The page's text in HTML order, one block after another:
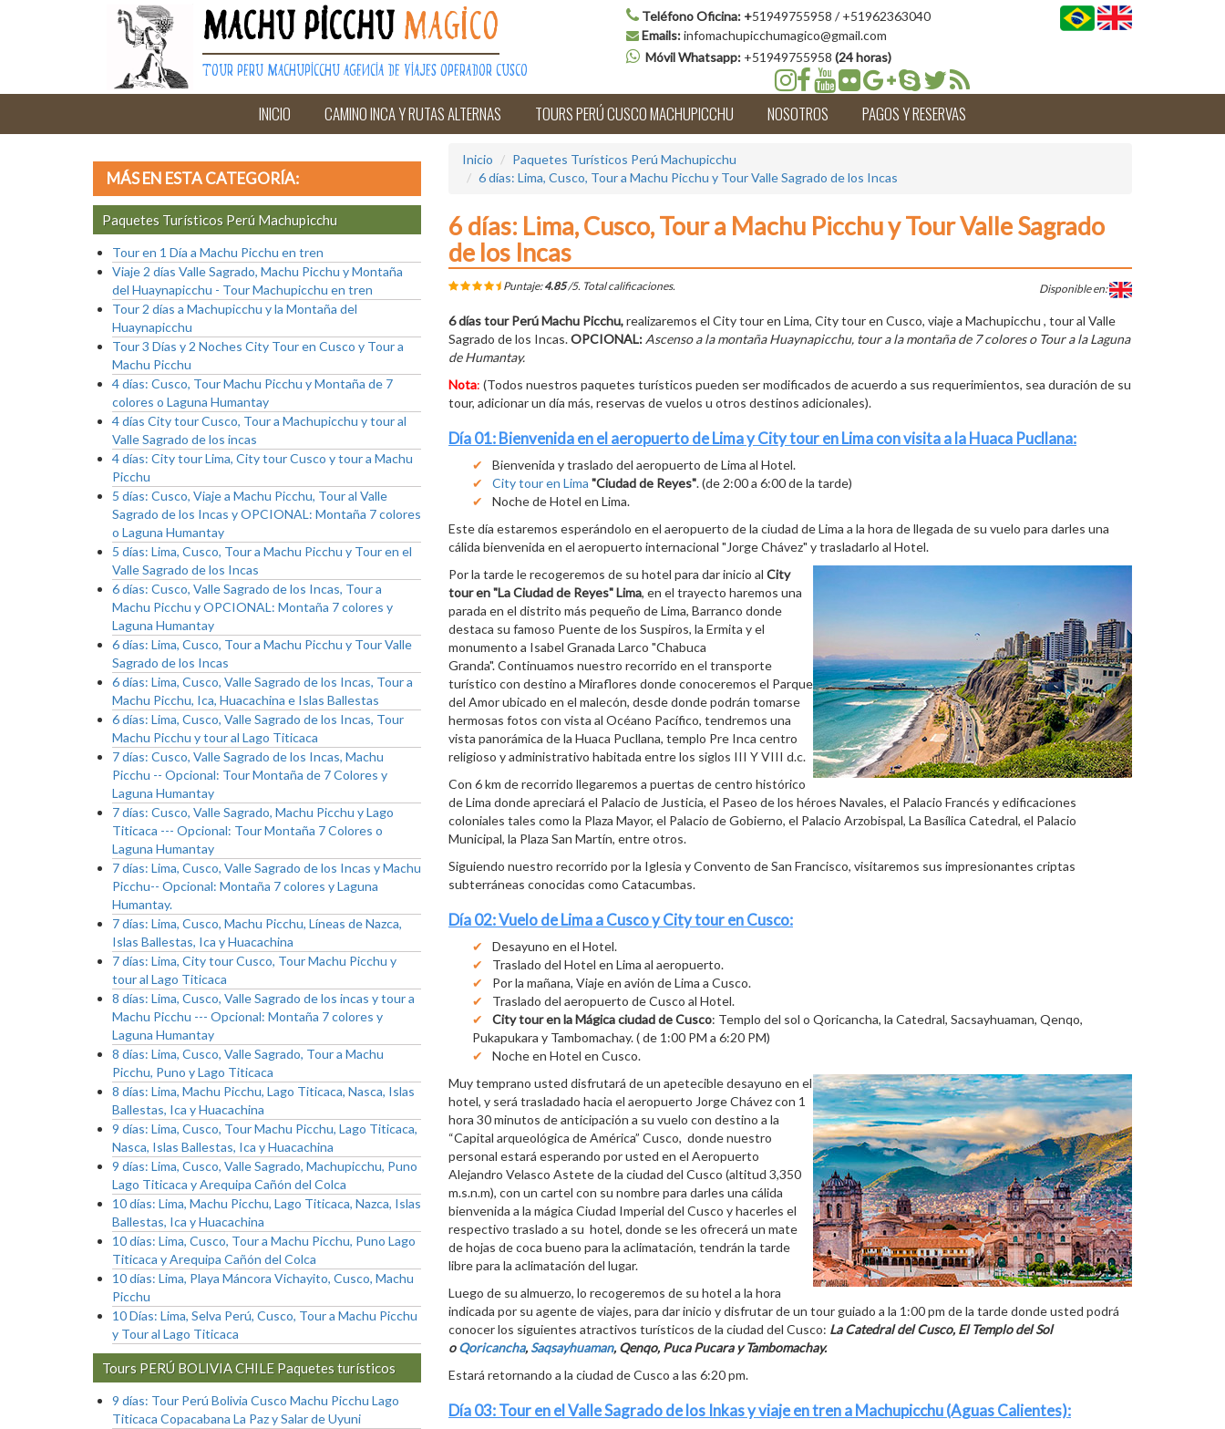
Machu Picchu Magico
Tour Peru Machupicchu Agencia de Viajes Operador Cusco
Teléfono Oficina: +51949755958 / +51962363040
Emails:infomachupicchumagico@gmail.com
Móvil Whatsapp: +51949755958 (24 horas)
INICIO CAMINO INCA Y RUTAS ALTERNAS TOURS PERÚ CUSCO MACHUPICCHU NOSOTROS PAGOS Y RESERVAS
Inicio
Paquetes Turísticos Perú Machupicchu
6 días: Lima, Cusco, Tour a Machu Picchu y Tour Valle Sagrado de los Incas
6 días: Lima, Cusco, Tour a Machu Picchu y Tour Valle Sagrado
de los Incas
Puntaje:4.85/5. Totalcalificaciones. Disponible en:
6 días tour Perú Machu Picchu,realizaremos el City tour en Lima, City tour en Cusco, viaje a Machupicchu , tour al Valle
Sagrado de los Incas.OPCIONAL: Ascenso a la montaña Huaynapicchu, tour a la montaña de 7 colores o Tour a la Laguna
de Humantay.
Nota: (Todos nuestros paquetes turísticos pueden ser modificados de acuerdo a sus requerimientos, sea duración de su
tour, adicionar un día más, reservas de vuelos u otros destinos adicionales).
Día 01: Bienvenida en el aeropuerto de Lima y City tour en Lima con visita a la Huaca Pucllana:
Bienvenida y traslado del aeropuerto de Lima al Hotel.
City tour en Lima "Ciudad de Reyes". (de 2:00 a 6:00 de la tarde)
Noche de Hotel en Lima.
Este día estaremos esperándolo en el aeropuerto de la ciudad de Lima a la hora de llegada de su vuelo para darles una
cálida bienvenida en el aeropuerto internacional "Jorge Chávez" y trasladarlo al Hotel.
Por la tarde le recogeremos de su hotel para dar inicio al City
tour en "La Ciudad de Reyes" Lima, en el trayecto haremos una
parada en el distrito más pequeño de Lima, Barranco donde
destaca su famoso Puente de los Suspiros, la Ermita y el
monumento a Isabel Granada Larco "Chabuca
Granda". Continuamos nuestro recorrido en el transporte
turístico con destino a Miraflores donde conoceremos el Parque
del Amor ubicado en el malecón, desde donde podrán tomarse
hermosas fotos con vista al Océano Pacífico, tendremos una
vista panorámica de la Huaca Pucllana, templo Pre Inca centro
religioso y administrativo habitada entre los siglos III Y VIII d.c.
Con 6 km de recorrido llegaremos a puertas de centro histórico
de Lima donde apreciará el Palacio de Justicia, el Paseo de los héroes Navales, el Palacio Francés y edificaciones
coloniales tales como la Plaza Mayor, el Palacio de Gobierno, el Palacio Arzobispal, La Basílica Catedral, el Palacio
Municipal, la Plaza San Martín, entre otros.
Siguiendo nuestro recorrido por la Iglesia y Convento de San Francisco, visitaremos sus impresionantes criptas
subterráneas conocidas como Catacumbas.
Día 02: Vuelo de Lima a Cusco y City tour en Cusco:
Desayuno en el Hotel.
Traslado del Hotel en Lima al aeropuerto.
Por la mañana, Viaje en avión de Lima a Cusco.
Traslado del aeropuerto de Cusco al Hotel.
City tour en la Mágica ciudad de Cusco: Templo del sol o Qoricancha, la Catedral, Sacsayhuaman, Qenqo,
Pukapukara y Tambomachay. ( de 1:00 PM a 6:20 PM)
Noche en Hotel en Cusco.
Muy temprano usted disfrutará de un apetecible desayuno en el
hotel, y será trasladado hacia el aeropuerto Jorge Chávez con 1
hora 30 minutos de anticipación a su vuelo con destino a la
“Capital arqueológica de América” Cusco, donde nuestro
personal estará esperando por usted en el Aeropuerto
Alejandro Velasco Astete de la ciudad del Cusco (altitud 3,350
m.s.n.m), con un cartel con su nombre para darles una cálida
bienvenida a la mágica Ciudad Imperial del Cusco y hacerles el
respectivo traslado a su hotel, donde se les ofrecerá un mate
de hojas de coca bueno para la aclimatación, tendrán la tarde
libre para la aclimatación del lugar.
Luego de su almuerzo, lo recogeremos de su hotel a la hora
indicada por su agente de viajes, para dar inicio y disfrutar de un tour guiado a la 1:00 pm de la tarde donde usted podrá
conocer los siguientes atractivos turísticos de la ciudad del Cusco: La Catedral del Cusco, El Templo del Sol
oQoricancha,Saqsayhuaman, Qenqo, Puca Pucara y Tambomachay.
Estará retornando a la ciudad de Cusco a las 6:20 pm.
Día 03: Tour en el Valle Sagrado de los Inkas y viaje en tren a Machupicchu (Aguas Calientes):
MÁS EN ESTA CATEGORÍA:
Paquetes Turísticos Perú Machupicchu
Tour en 1 Día a Machu Picchu en tren
Viaje 2 días Valle Sagrado, Machu Picchu y Montaña
del Huaynapicchu - Tour Machupicchu en tren
Tour 2 días a Machupicchu y la Montaña del
Huaynapicchu
Tour 3 Días y 2 Noches City Tour en Cusco y Tour a
Machu Picchu
4 días: Cusco, Tour Machu Picchu y Montaña de 7
colores o Laguna Humantay
4 días City tour Cusco, Tour a Machupicchu y tour al
Valle Sagrado de los incas
4 días: City tour Lima, City tour Cusco y tour a Machu
Picchu
5 días: Cusco, Viaje a Machu Picchu, Tour al Valle
Sagrado de los Incas y OPCIONAL: Montaña 7 colores
o Laguna Humantay
5 días: Lima, Cusco, Tour a Machu Picchu y Tour en el
Valle Sagrado de los Incas
6 días: Cusco, Valle Sagrado de los Incas, Tour a
Machu Picchu y OPCIONAL: Montaña 7 colores y
Laguna Humantay
6 días: Lima, Cusco, Tour a Machu Picchu y Tour Valle
Sagrado de los Incas
6 días: Lima, Cusco, Valle Sagrado de los Incas, Tour a
Machu Picchu, Ica, Huacachina e Islas Ballestas
6 días: Lima, Cusco, Valle Sagrado de los Incas, Tour
Machu Picchu y tour al Lago Titicaca
7 días: Cusco, Valle Sagrado de los Incas, Machu
Picchu -- Opcional: Tour Montaña de 7 Colores y
Laguna Humantay
7 días: Cusco, Valle Sagrado, Machu Picchu y Lago
Titicaca --- Opcional: Tour Montaña 7 Colores o
Laguna Humantay
7 días: Lima, Cusco, Valle Sagrado de los Incas y Machu
Picchu-- Opcional: Montaña 7 colores y Laguna
Humantay.
7 días: Lima, Cusco, Machu Picchu, Líneas de Nazca,
Islas Ballestas, Ica y Huacachina
7 días: Lima, City tour Cusco, Tour Machu Picchu y
tour al Lago Titicaca
8 días: Lima, Cusco, Valle Sagrado de los incas y tour a
Machu Picchu --- Opcional: Montaña 7 colores y
Laguna Humantay
8 días: Lima, Cusco, Valle Sagrado, Tour a Machu
Picchu, Puno y Lago Titicaca
8 días: Lima, Machu Picchu, Lago Titicaca, Nasca, Islas
Ballestas, Ica y Huacachina
9 días: Lima, Cusco, Tour Machu Picchu, Lago Titicaca,
Nasca, Islas Ballestas, Ica y Huacachina
9 días: Lima, Cusco, Valle Sagrado, Machupicchu, Puno
Lago Titicaca y Arequipa Cañón del Colca
10 días: Lima, Machu Picchu, Lago Titicaca, Nazca, Islas
Ballestas, Ica y Huacachina
10 días: Lima, Cusco, Tour a Machu Picchu, Puno Lago
Titicaca y Arequipa Cañón del Colca
10 días: Lima, Playa Máncora Vichayito, Cusco, Machu
Picchu
10 Días: Lima, Selva Perú, Cusco, Tour a Machu Picchu
y Tour al Lago Titicaca
Tours PERÚ BOLIVIA CHILE Paquetes turísticos
9 días: Tour Perú Bolivia Cusco Machu Picchu Lago
Titicaca Copacabana La Paz y Salar de Uyuni